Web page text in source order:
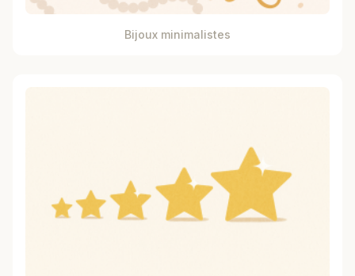
Bijoux minimalistes